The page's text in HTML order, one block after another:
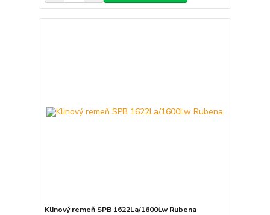
Klinový remeň SPB 1622La/1600Lw Rubena